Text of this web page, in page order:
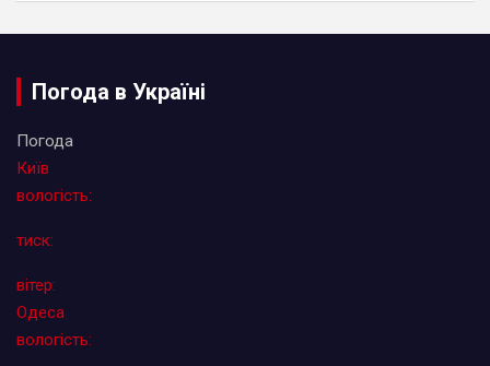
Погода в Україні
Погода
Київ
вологість:
тиск:
вітер:
Одеса
вологість: